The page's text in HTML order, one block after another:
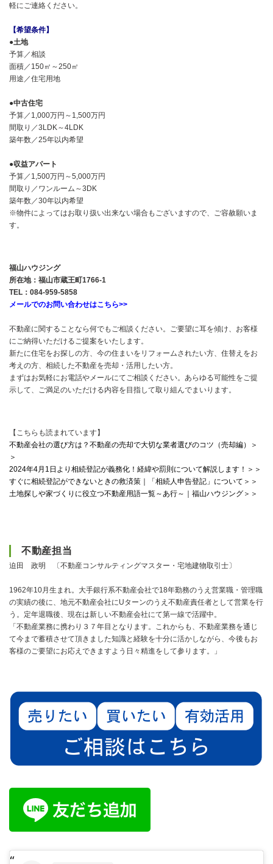
軽にご連絡ください。
【希望条件】
●土地
予算／相談
面積／150㎡～250㎡
用途／住宅用地
●中古住宅
予算／1,000万円～1,500万円
間取り／3LDK～4LDK
築年数／25年以内希望
●収益アパート
予算／1,500万円～5,000万円
間取り／ワンルーム～3DK
築年数／30年以内希望
※物件によってはお取り扱い出来ない場合もございますので、ご容赦願いま
す。
福山ハウジング
所在地：福山市蔵王町1766-1
TEL：084-959-5858
メールでのお問い合わせはこちら>>
不動産に関することなら何でもご相談ください。ご要望に耳を傾け、お客様
にご納得いただけるご提案をいたします。
新たに住宅をお探しの方、今の住まいをリフォームされたい方、住替えをお
考えの方、相続した不動産を売却・活用したい方。
まずはお気軽にお電話やメールにてご相談ください。あらゆる可能性をご提
示して、ご満足のいただける内容を目指して取り組んでまいります。
【こちらも読まれています】
不動産会社の選び方は？不動産の売却で大切な業者選びのコツ（売却編）＞
＞
2024年4月1日より相続登記が義務化！経緯や罰則について解説します！＞＞
すぐに相続登記ができないときの救済策｜「相続人申告登記」について＞＞
土地探しや家づくりに役立つ不動産用語一覧～あ行～｜福山ハウジング＞＞
不動産担当
迫田 政明 〔不動産コンサルティングマスター・宅地建物取引士〕
1962年10月生まれ。大手銀行系不動産会社で18年勤務のうえ営業職・管理職
の実績の後に、地元不動産会社にUターンのうえ不動産責任者として営業を行
う。定年退職後、現在は新しい不動産会社にて第一線で活躍中。
「不動産業務に携わり３７年目となります。これからも、不動産業務を通じ
て今まで蓄積させて頂きました知識と経験を十分に活かしながら、今後もお
客様のご要望にお応えできますよう日々精進をして参ります。」